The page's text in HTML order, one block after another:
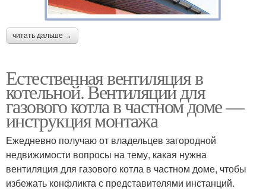
читать дальше →
Естественная вентиляция в
котельной. Вентиляции для
газового котла в частном доме —
инструкция монтажа
Ежедневно получаю от владельцев загородной
недвижимости вопросы на тему, какая нужна
вентиляция для газового котла в частном доме, чтобы
избежать конфликта с представителями инстанций.